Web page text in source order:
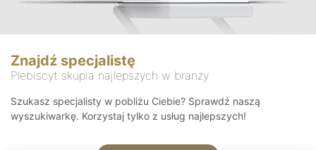
Znajdź specjalistę
Plebiscyt skupia najlepszych w branży
Szukasz specjalisty w pobliżu Ciebie? Sprawdź naszą
wyszukiwarkę. Korzystaj tylko z usług najlepszych!